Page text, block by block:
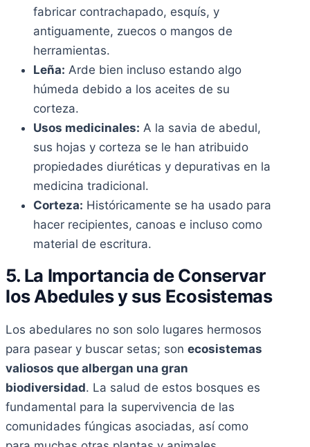
fabricar contrachapado, esquís, y
antiguamente, zuecos o mangos de
herramientas.
Leña: Arde bien incluso estando algo
húmeda debido a los aceites de su
corteza.
Usos medicinales: A la savia de abedul,
sus hojas y corteza se le han atribuido
propiedades diuréticas y depurativas en la
medicina tradicional.
Corteza: Históricamente se ha usado para
hacer recipientes, canoas e incluso como
material de escritura.
5. La Importancia de Conservar
los Abedules y sus Ecosistemas
Los abedulares no son solo lugares hermosos
para pasear y buscar setas; son ecosistemas
valiosos que albergan una gran
biodiversidad. La salud de estos bosques es
fundamental para la supervivencia de las
comunidades fúngicas asociadas, así como